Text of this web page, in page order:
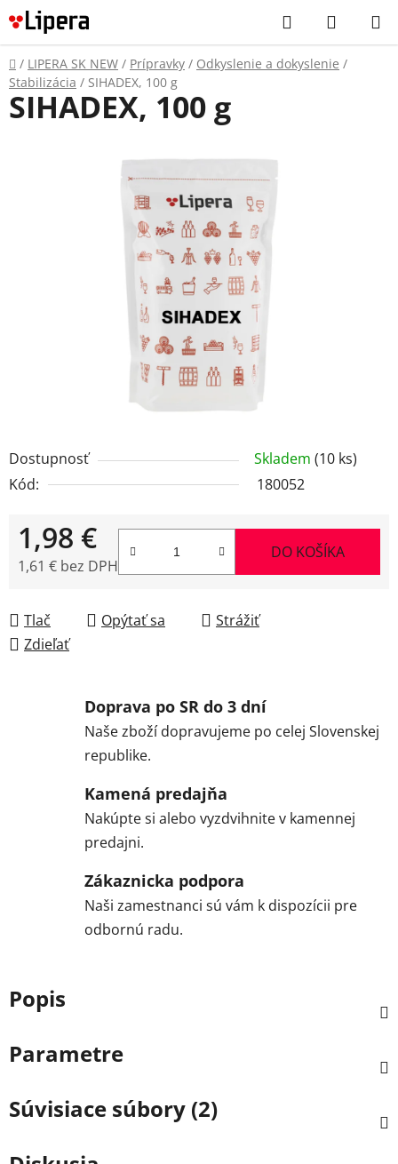
Prejsť
na
obsah
Hľadať
KOŠÍK
Domov
/ LIPERA SK NEW / Prípravky / Odkyslenie a dokyslenie /
Stabilizácia / SIHADEX, 100 g
Dostupnosť Skladem (10 ks)
Kód:
180052
1,98 €
1,61 € bez DPH
DO KOŠÍKA
Tlač Opýtať sa
Strážiť
Zdieľať
SIHADEX, 100 g
Doprava po SR do 3 dní
Naše zboží dopravujeme po celej Slovenskej
republike.
Kamená predajňa
Nakúpte si alebo vyzdvihnite v kamennej
predajni.
Zákaznicka podpora
Naši zamestnanci sú vám k dispozícii pre
odbornú radu.
Popis
Parametre
Súvisiace súbory (2)